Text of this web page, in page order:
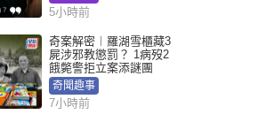
劃」？
5小時前
奇案解密︱羅湖雪櫃藏3
屍涉邪教懲罰？ 1病歿2
餓斃警拒立案添謎團
奇聞趣事
7小時前